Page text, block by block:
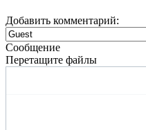
Добавить комментарий:
Сообщение
Перетащите файлы